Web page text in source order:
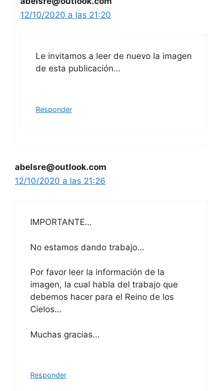
12/10/2020 a las 21:20
Le invitamos a leer de nuevo la imagen
de esta publicación…
Responder
abelsre@outlook.com
12/10/2020 a las 21:26
IMPORTANTE…
No estamos dando trabajo…
Por favor leer la información de la
imagen, la cual habla del trabajo que
debemos hacer para el Reino de los
Cielos…
Muchas gracias…
Responder